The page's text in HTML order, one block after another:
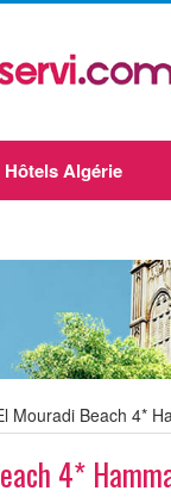
Hôtels Algérie
Mouradi Beach 4*
4*